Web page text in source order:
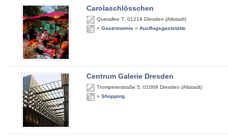
Carolaschlösschen
Querallee 7 01219 Dresden (Altstadt)
» Gastronomie » Ausflugsgaststätte
Centrum Galerie Dresden
Trompeterstraße 5 01069 Dresden (Altstadt)
» Shopping